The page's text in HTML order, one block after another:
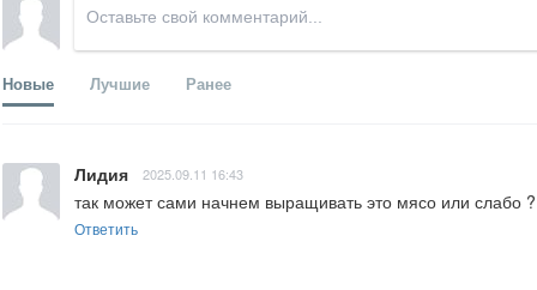
Новые Лучшие Ранее
Лидия 2025.09.11 16:43
так может сами начнем выращивать это мясо или слабо
Ответить